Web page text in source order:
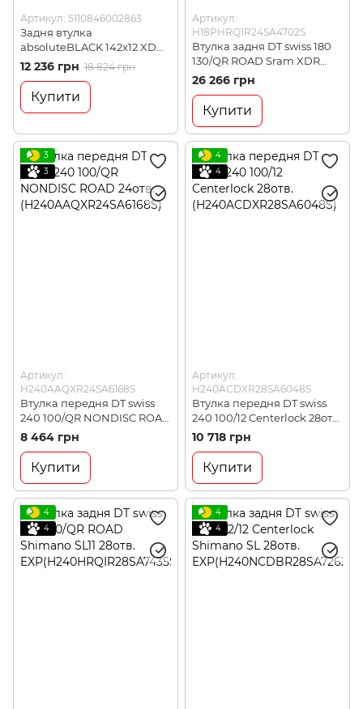
Артикул: 5110846002863
Задня втулка
absoluteBLACK 142x12 XD
червона (Z- RH142XD RD)
12 236 грн 18 824 грн
Купити
Артикул:
H18PHRQ1R24SA4702S
Втулка задня DT swiss 180
130/QR ROAD Sram XDR
24отв.
EXP(H18PHRQ1R24SA4702S)
26 266 грн
Купити
3
3
Артикул:
H240AAQXR24SA6168S
Втулка передня DT swiss
240 100/QR NONDISC ROAD
24отв.
(H240AAQXR24SA6168S)
8 464 грн
Купити
4
4
Артикул:
H240ACDXR28SA6048S
Втулка передня DT swiss
240 100/12 Centerlock 28отв.
(H240ACDXR28SA6048S)
10 718 грн
Купити
4
4
4
4